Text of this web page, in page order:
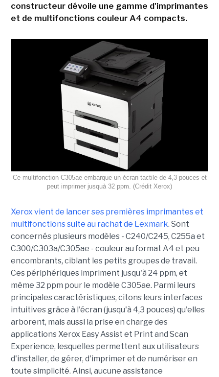
constructeur dévoile une gamme d'imprimantes
et de multifonctions couleur A4 compacts.
Ce multifonction C305ae embarque un écran tactile de 4,3 pouces et
peut imprimer jusquà 32 ppm. (Crédit Xerox)
Xerox vient de lancer ses premières imprimantes et
multifonctions suite au rachat de Lexmark. Sont
concernés plusieurs modèles - C240/C245, C255a et
C300/C303a/C305ae - couleur au format A4 et peu
encombrants, ciblant les petits groupes de travail.
Ces périphériques impriment jusqu'à 24 ppm, et
même 32 ppm pour le modèle C305ae. Parmi leurs
principales caractéristiques, citons leurs interfaces
intuitives grâce à l'écran (jusqu'à 4,3 pouces) qu'elles
arborent, mais aussi la prise en charge des
applications Xerox Easy Assist et Print and Scan
Experience, lesquelles permettent aux utilisateurs
d'installer, de gérer, d'imprimer et de numériser en
toute simplicité. Ainsi, aucune assistance